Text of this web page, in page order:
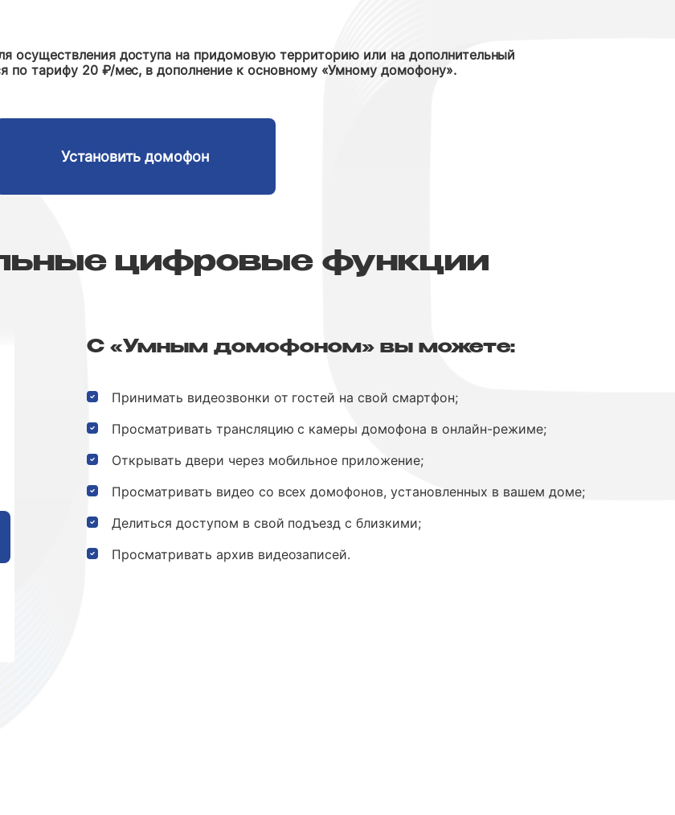
осуществления доступа на придомовую территорию или на дополнительный
по тарифу 20 ₽/мес, в дополнение к основному «Умному домофону».
Установить домофон
цифровые функции
Улыбкаи ниже
49 ₽ /мес
Выбрать тариф
Интерсвязи
С «Умным домофоном» вы можете:
Принимать видеозвонки от гостей на свой смартфон;
Просматривать трансляцию с камеры домофона в онлайн-режиме;
Открывать двери через мобильное приложение;
Просматривать видео со всех домофонов, установленных в вашем доме;
Делиться доступом в свой подъезд с близкими;
Просматривать архив видеозаписей.